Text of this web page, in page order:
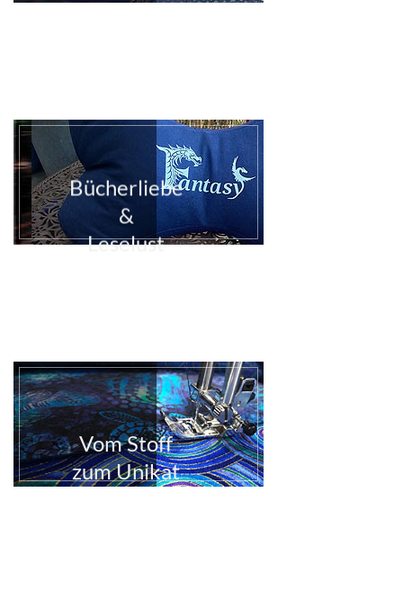
Bücherliebe
&
Leselust
Vom Stoff
zum Unikat